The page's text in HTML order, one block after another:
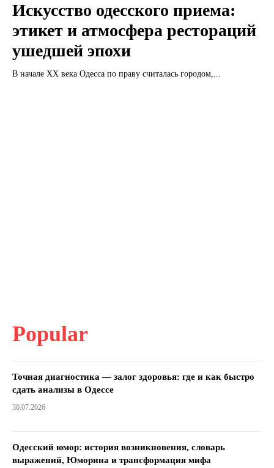
Искусство одесского приема:
этикет и атмосфера рестораций
ушедшей эпохи
В начале XX века Одесса по праву считалась городом,...
Popular
Точная диагностика — залог здоровья: где и как быстро
сдать анализы в Одессе
30.07.2026
Одесский юмор: история возникновения, словарь
выражений, Юморина и трансформация мифа